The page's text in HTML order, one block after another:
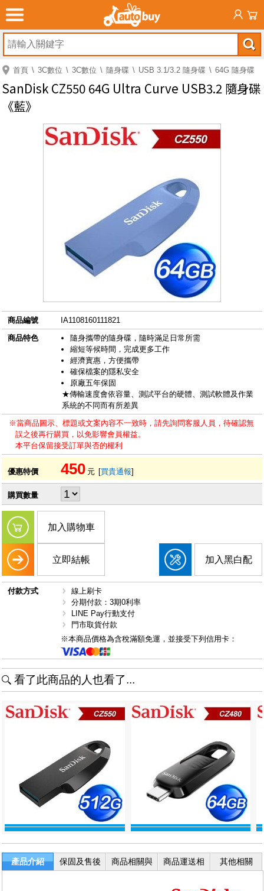
首頁 3C數位 3C數位 隨身碟 USB 3.1/3.2 隨身碟 64G 隨身碟
SanDisk CZ550 64G Ultra Curve USB3.2 隨身碟
《藍》
商品編號
IA1108160111821
商品特色
隨身攜帶的隨身碟，隨時滿足日常所需
縮短等候時間，完成更多工作
經濟實惠，方便攜帶
確保檔案的隱私安全
原廠五年保固
★傳輸速度會依容量、測試平台的硬體、測試軟體及作業
系統的不同而有所差異
※當商品圖示、標題或文案內容不一致時，請先詢問客服人員，待確認無
誤之後再行購買，以免影響會員權益。
本平台保留接受訂單與否的權利
優惠特價 450 元 [買貴通報]
購買數量
加入購物車
立即結帳 加入黑白配
付款方式
線上刷卡
分期付款：3期0利率
LINE Pay行動支付
門市取貨付款
※本商品價格為含稅滿額免運，並接受下列信用卡：
看了此商品的人也看了...
產品介紹
保固及售後
商品相關與
商品運送相
其他相關